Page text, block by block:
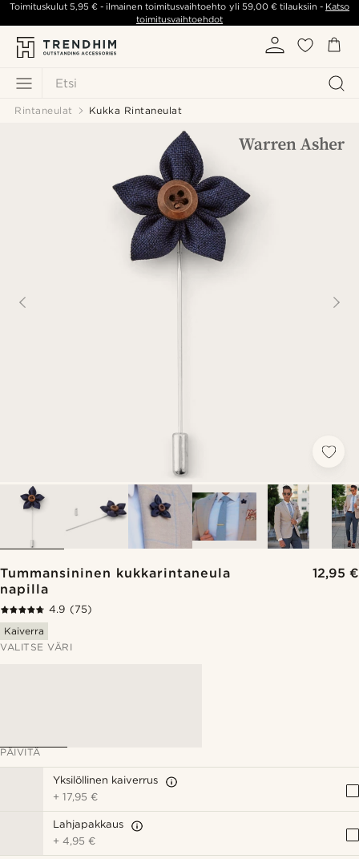
Etsi
Toimituskulut5,95 € - ilmainen toimitusvaihtoehto yli 59,00 €tilauksiin - Katso
toimitusvaihtoehdot
Rintaneulat Kukka Rintaneulat
Tummansininen kukkarintaneula
napilla
12,95 €
4.9 (75)
Kaiverra
VALITSE VÄRI
PÄIVITÄ
Yksilöllinen kaiverrus
+17,95 €
Lahjapakkaus
+4,95 €